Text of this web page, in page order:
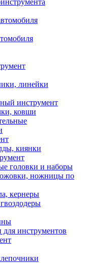
линейки
инструмент
ковши
киянки
головки и наборы
ножницы по
кернеры
инструментов